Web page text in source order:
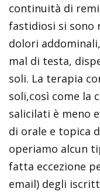
continuità di
fastidiosi si sono
dolori
mal di testa,
soli. La terapia
soli,così come la
salicilati è meno
di orale e topica
operiamo alcun
fatta eccezione
email) degli